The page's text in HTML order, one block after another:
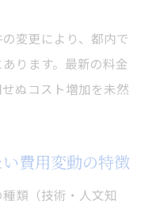
費用の全体像
ス選びの費用視点
企業の備え方
申請費用
変更により、都内で
ります。最新の料金
ぬコスト増加を未然
費用変動の特徴
類（技術・人文知